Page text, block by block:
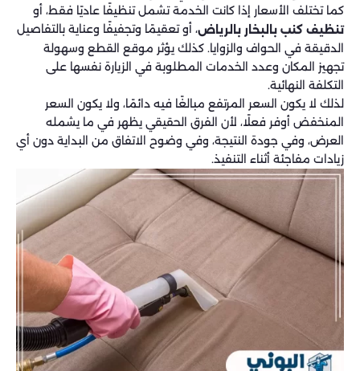
كما تختلف الأسعار إذا كانت الخدمة تشمل تنظيفًا عاديًا فقط، أو
تنظيف كنب بالبخار بالرياض، أو تعقيمًا وتجفيفًا وعناية بالتفاصيل
الدقيقة في الحواف والزوايا. كذلك يؤثر موقع القطع وسهولة
تجهيز المكان وعدد الخدمات المطلوبة في الزيارة نفسها على
التكلفة النهائية.
لذلك لا يكون السعر المرتفع مبالغًا فيه دائمًا، ولا يكون السعر
المنخفض أوفر فعلًا، لأن الفرق الحقيقي يظهر في ما يشمله
العرض، وفي جودة النتيجة، وفي وضوح الاتفاق من البداية دون أي
زيادات مفاجئة أثناء التنفيذ.